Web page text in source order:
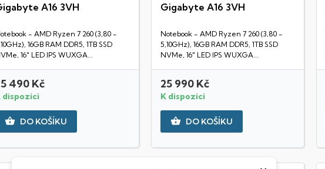
A16 3VH
- AMD Ryzen 7 260 (3,80 -
16GB RAM DDR5, 1TB SSD
16" LED IPS WUXGA...
490 Kč
dispozici
 DO KOŠÍKU
Gigabyte A16 3VH
Notebook - AMD Ryzen 7 260 (3,80 -
5,10GHz), 16GB RAM DDR5, 1TB SSD
NVMe, 16" LED IPS WUXGA...
25 990 Kč
K dispozici
 DO KOŠÍKU